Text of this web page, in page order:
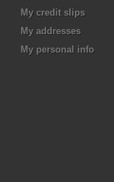
My credit slips
My addresses
My personal info